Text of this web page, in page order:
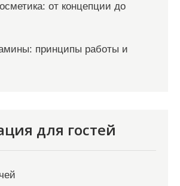
от концепции до
принципы работы и
для гостей